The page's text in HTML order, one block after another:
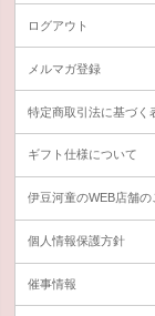
ログアウト
メルマガ登録
特定商取引法に基づく
ギフト仕様について
伊豆河童のWEB店舗の
個人情報保護方針
催事情報